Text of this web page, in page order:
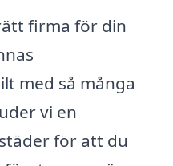
firma för din
med så många
vi en
för att du